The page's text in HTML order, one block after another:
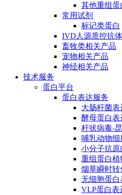
其他重组蛋
常用试剂
标记类蛋白
IVD人源质控抗体
畜牧类相关产品
宠物相关产品
神经相关产品
技术服务
蛋白平台
蛋白表达服务
大肠杆菌
酵母蛋白表
杆状病毒-
哺乳动物
小分子抗
重组蛋白植
烟草瞬时转
无细胞蛋白
VLP蛋白表